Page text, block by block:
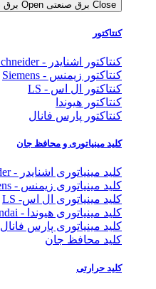
Close برق صنعتی Open برق صنعتی
کنتاکتور
کنتاکتور اشنایدر - Schneider
کنتاکتور زیمنس - Siemens
کنتاکتور ال اس - LS
کنتاکتور هیوندا
کنتاکتور پارس فانال
کلید مینیاتوری و محافظ جان
کلید مینیاتوری اشنایدر - Schneider
کلید مینیاتوری زیمنس - Siemens
کلید مینیاتوری ال اس- LS
کلید مینیاتوری هیوندا - Hyundai
کلید مینیاتوری پارس فانال
کلید محافظ جان
کلید حرارتی